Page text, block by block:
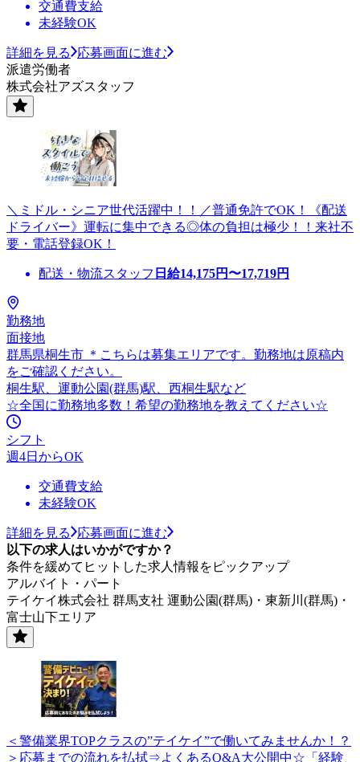
交通費支給
未経験OK
詳細を見る
応募画面に進む
派遣労働者
株式会社アズスタッフ
＼ミドル・シニア世代活躍中！！／普通免許でOK！《配送
ドライバー》運転に集中できる◎体の負担は極少！！来社不
要・電話登録OK！
配送・物流スタッフ 日給14,175円〜17,719円
勤務地
面接地
群馬県桐生市 ＊こちらは募集エリアです。勤務地は原稿内
をご確認ください。
桐生駅、運動公園(群馬)駅、西桐生駅など
☆全国に勤務地多数！希望の勤務地を教えてください☆
シフト
週4日からOK
交通費支給
未経験OK
詳細を見る
応募画面に進む
以下の求人はいかがですか？
条件を緩めてヒットした求人情報をピックアップ
アルバイト・パート
テイケイ株式会社 群馬支社 運動公園(群馬)・東新川(群馬)・
富士山下エリア
＜警備業界TOPクラスの”テイケイ”で働いてみませんか！？
＞応募までの流れを払拭⇒よくあるQ&A大公開中☆「経験